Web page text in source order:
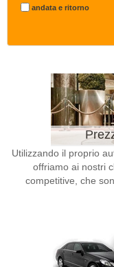
andata e ritorno
Utilizzando il proprio
offriamo ai nostri
competitive, che